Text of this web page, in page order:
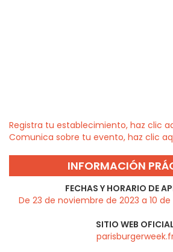
Registra tu establecimiento, haz clic
Comunica sobre tu evento, haz clic
INFORMACIÓN
FECHAS Y HORARIO DE
De 23 de noviembre de 2023 a 10
SITIO WEB OFICIAL